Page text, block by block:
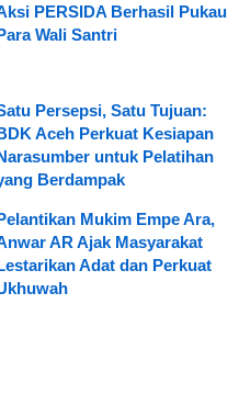
PERSIDA Berhasil Pukau
Wali Santri
Persepsi, Satu Tujuan:
Aceh Perkuat Kesiapan
untuk Pelatihan
Berdampak
Mukim Empe Ara,
AR Ajak Masyarakat
Adat dan Perkuat